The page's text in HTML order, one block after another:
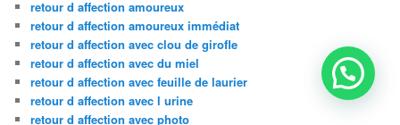
retour d affection amoureux
retour d affection amoureux immédiat
retour d affection avec clou de girofle
retour d affection avec du miel
retour d affection avec feuille de laurier
retour d affection avec l urine
retour d affection avec photo